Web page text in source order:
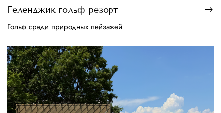
Геленджик гольф резорт
Гольф среди природных пейзажей